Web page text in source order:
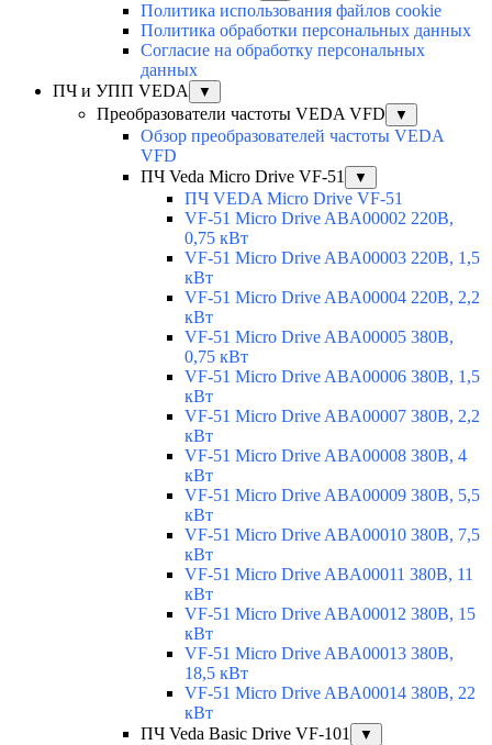
Политика использования файлов cookie
Политика обработки персональных данных
Согласие на обработку персональных
данных
ПЧ и УПП VEDA
▼
Преобразователи частоты VEDA VFD ▼
Обзор преобразователей частоты VEDA
VFD
ПЧ Veda Micro Drive VF-51
▼
ПЧ VEDA Micro Drive VF-51
VF-51 Micro Drive ABA00002 220В,
0,75 кВт
VF-51 Micro Drive ABA00003 220В, 1,5
кВт
VF-51 Micro Drive ABA00004 220В, 2,2
кВт
VF-51 Micro Drive ABA00005 380В,
0,75 кВт
VF-51 Micro Drive ABA00006 380В, 1,5
кВт
VF-51 Micro Drive ABA00007 380В, 2,2
кВт
VF-51 Micro Drive ABA00008 380В, 4
кВт
VF-51 Micro Drive ABA00009 380В, 5,5
кВт
VF-51 Micro Drive ABA00010 380В, 7,5
кВт
VF-51 Micro Drive ABA00011 380В, 11
кВт
VF-51 Micro Drive ABA00012 380В, 15
кВт
VF-51 Micro Drive ABA00013 380В,
18,5 кВт
VF-51 Micro Drive ABA00014 380В, 22
кВт
ПЧ Veda Basic Drive VF-101
▼